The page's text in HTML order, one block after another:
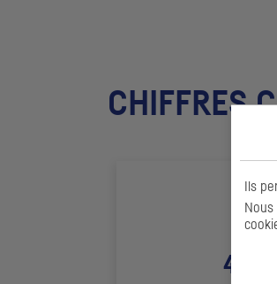
CHIFFRES
430
Ils